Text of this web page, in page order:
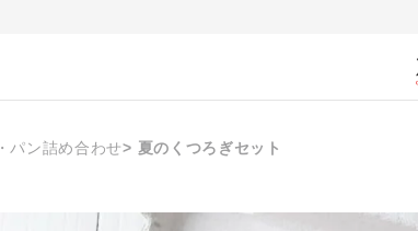
パン詰め合わせ 夏のくつろぎセット